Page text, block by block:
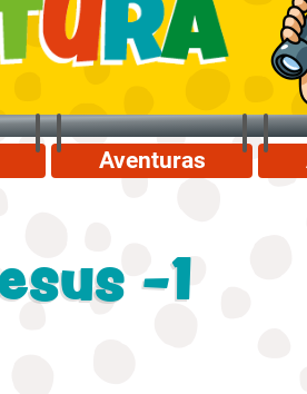
Aventuras
-1